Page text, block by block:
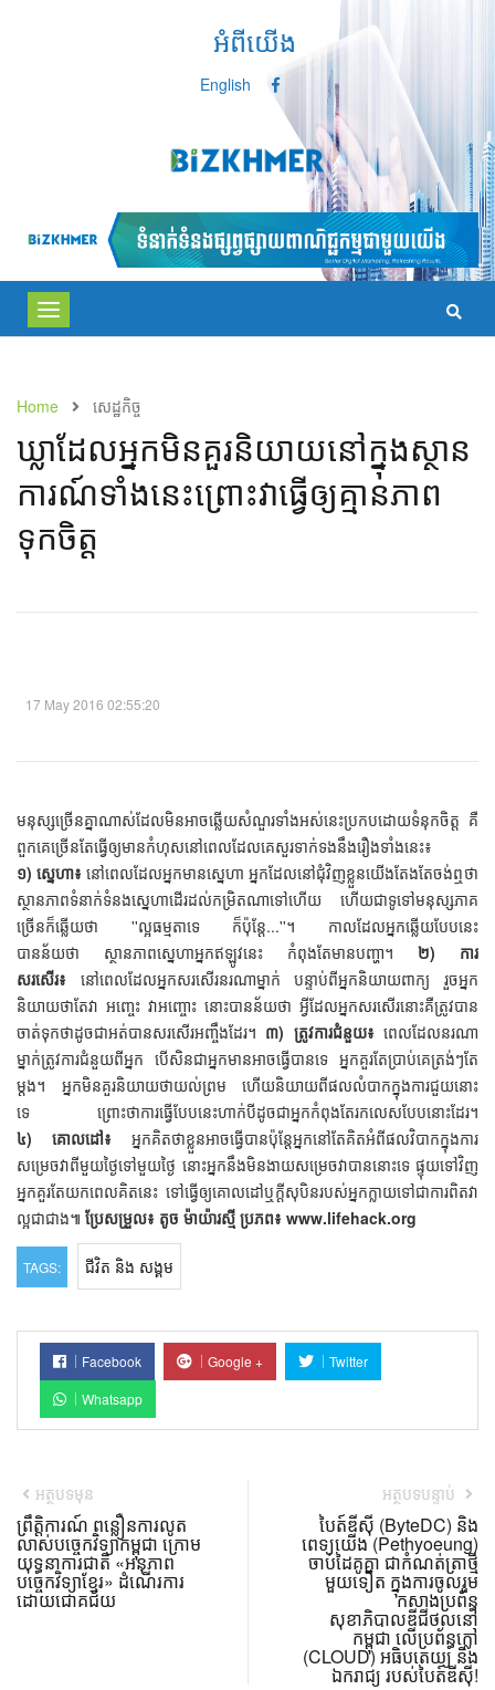
អំពីយើង
English
Toggle
navigation
Home សេដ្ឋកិច្ច
ឃ្លា​ដែល​អ្នក​មិន​គួរ​និយាយ​នៅ​ក្នុង​ស្ថាន​
ការណ៍​ទាំង​នេះ​ព្រោះ​វាធ្វើឲ្យ​គ្មាន​ភាព​
ទុកចិត្ត​
17 May 2016 02:55:20
មនុស្សច្រើនគ្នាណាស់ដែលមិនអាចឆ្លើយសំណួរទាំងអស់នេះប្រកបដោយទំនុកចិត្ត គឺ
ពួកគេច្រើនតែធ្វើឲ្យមានកំហុសនៅពេលដែលគេសួរទាក់ទងនឹងរឿងទាំងនេះ៖
១) ស្នេហា៖ នៅពេលដែលអ្នកមានស្នេហា អ្នកដែលនៅជុំវិញខ្លួនយើងតែងតែចង់ឮថា
ស្ថានភាពទំនាក់ទំនងស្នេហាដើរដល់កម្រិតណាទៅហើយ ហើយជាទូទៅមនុស្សភាគ
ច្រើនក៏ឆ្លើយថា ''ល្អធម្មតាទេ ក៏ប៉ុន្តែ...''។ កាលដែលអ្នកឆ្លើយបែបនេះ
បានន័យថា ស្ថានភាពស្នេហាអ្នកឥឡូវនេះ កំពុងតែមានបញ្ហា។ ២) ការ
សរសើរ៖ នៅពេលដែលអ្នកសរសើរនរណាម្នាក់ បន្ទាប់ពីអ្នកនិយាយពាក្យ រួចអ្នក
និយាយថាតែវា អញ្ចេះ វាអញ្ចោះ នោះបានន័យថា អ្វីដែលអ្នកសរសើរនោះគឺត្រូវបាន
ចាត់ទុកថាដូចជាអត់បានសរសើរអញ្ចឹងដែរ។ ៣) ត្រូវការជំនួយ៖ពេលដែលនរណា
ម្នាក់ត្រូវការជំនួយពីអ្នក បើសិនជាអ្នកមានអាចធ្វើបានទេ អ្នកគួរតែប្រាប់គេត្រង់ៗតែ
ម្ដង។ អ្នកមិនគួរនិយាយថាយល់ព្រម ហើយនិយាយពីផលលំបាកក្នុងការជួយនោះ
ទេ ព្រោះថាការធ្វើបែបនេះហាក់បីដូចជាអ្នកកំពុងតែរកលេសបែបនោះដែរ។
៤) គោលដៅ៖ អ្នកគិតថាខ្លួនអាចធ្វើបានប៉ុន្តែអ្នកនៅតែគិតអំពីផលវិបាកក្នុងការ
សម្រេចវាពីមួយថ្ងៃទៅមួយថ្ងៃ នោះអ្នកនឹងមិនងាយសម្រេចវាបាននោះទេ ផ្ទុយទៅវិញ
អ្នកគួរតែយកពេលគិតនេះ ទៅធ្វើឲ្យគោលដៅឬក្ដីសុបិនរបស់អ្នកក្លាយទៅជាការពិតវា
ល្អជាជាង៕ ប្រែសម្រួល៖ តូច ម៉ាយ៉ារស្មី ប្រភព៖ www.lifehack.org
TAGS: ជីវិត​ និង​ សង្គម
Facebook Google +
Twitter
Whatsapp
អត្ថបទមុន
ព្រឹត្តិការណ៍ ពន្លឿនការលូត
លាស់បច្ចេកវិទ្យាកម្ពុជា ក្រោម
យុទ្ធនាការជាតិ «អនុភាព
បច្ចេកវិទ្យាខ្មែរ» ដំណើរការ
ដោយជោគជ័យ
អត្ថបទបន្ទាប់
បៃត៍ឌីស៊ី (ByteDC) និង
ពេទ្យយើង (Pethyoeung)
ចាប់ដៃគូគ្នា ជាកំណត់ត្រាថ្មី
មួយទៀត ក្នុងការចូលរួម
កសាងប្រព័ន្ធ
សុខាភិបាលឌីជីថល​នៅ
កម្ពុជា លើប្រព័ន្ធក្លៅ
(CLOUD) អធិបតេយ្យ និង
ឯករាជ្យ របស់បៃត៍ឌីស៊ី!